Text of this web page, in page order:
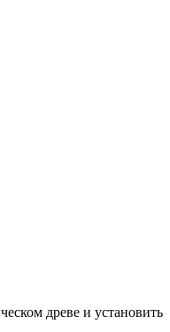
древе и установить